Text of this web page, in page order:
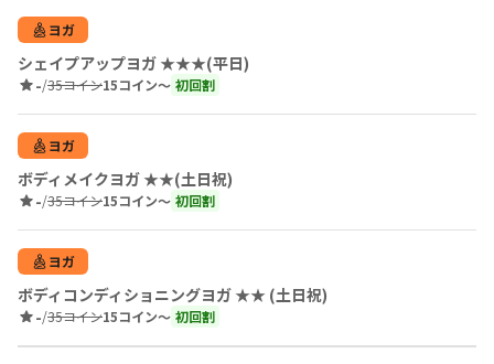
ヨガ
シェイプアップヨガ ★★★(平日)
-/35コイン15コイン〜 初回割
ヨガ
ボディメイクヨガ ★★(土日祝)
-/35コイン15コイン〜 初回割
ヨガ
ボディコンディショニングヨガ ★★ (土日祝)
-/35コイン15コイン〜 初回割